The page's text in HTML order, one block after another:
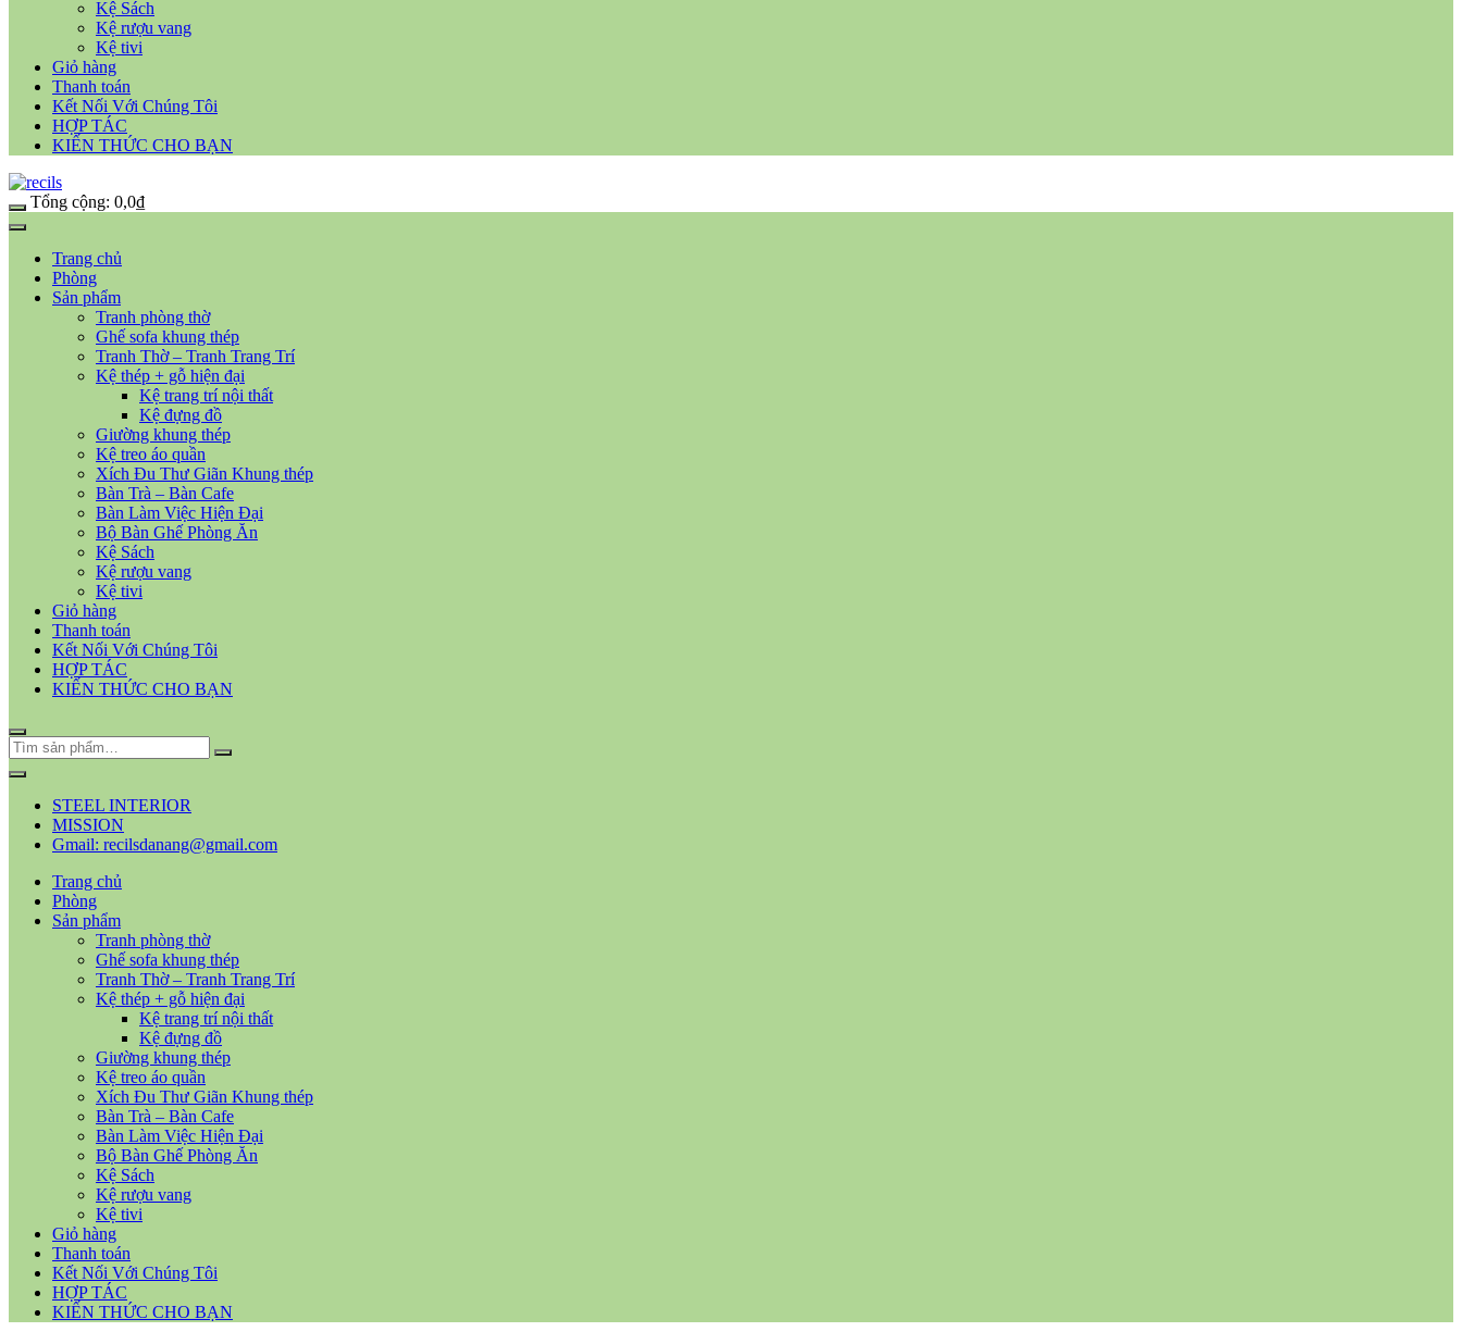
Kệ Sách
Kệ rượu vang
Kệ tivi
Giỏ hàng
Thanh toán
Kết Nối Với Chúng Tôi
HỢP TÁC
KIẾN THỨC CHO BẠN
Tổng cộng: 0,0₫
Trang chủ
Phòng
Sản phẩm
Tranh phòng thờ
Ghế sofa khung thép
Tranh Thờ – Tranh Trang Trí
Kệ thép + gỗ hiện đại
Kệ trang trí nội thất
Kệ đựng đồ
Giường khung thép
Kệ treo áo quần
Xích Đu Thư Giãn Khung thép
Bàn Trà – Bàn Cafe
Bàn Làm Việc Hiện Đại
Bộ Bàn Ghế Phòng Ăn
Kệ Sách
Kệ rượu vang
Kệ tivi
Giỏ hàng
Thanh toán
Kết Nối Với Chúng Tôi
HỢP TÁC
KIẾN THỨC CHO BẠN
STEEL INTERIOR
MISSION
Gmail: recilsdanang@gmail.com
Trang chủ
Phòng
Sản phẩm
Tranh phòng thờ
Ghế sofa khung thép
Tranh Thờ – Tranh Trang Trí
Kệ thép + gỗ hiện đại
Kệ trang trí nội thất
Kệ đựng đồ
Giường khung thép
Kệ treo áo quần
Xích Đu Thư Giãn Khung thép
Bàn Trà – Bàn Cafe
Bàn Làm Việc Hiện Đại
Bộ Bàn Ghế Phòng Ăn
Kệ Sách
Kệ rượu vang
Kệ tivi
Giỏ hàng
Thanh toán
Kết Nối Với Chúng Tôi
HỢP TÁC
KIẾN THỨC CHO BẠN